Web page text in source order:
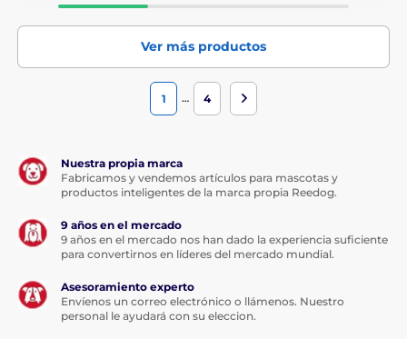
Ver más productos
1 … 4
Nuestra propia marca
Fabricamos y vendemos artículos para mascotas y
productos inteligentes de la marca propia Reedog.
9 años en el mercado
9 años en el mercado nos han dado la experiencia suficiente
para convertirnos en líderes del mercado mundial.
Asesoramiento experto
Envíenos un correo electrónico o llámenos. Nuestro
personal le ayudará con su eleccion.